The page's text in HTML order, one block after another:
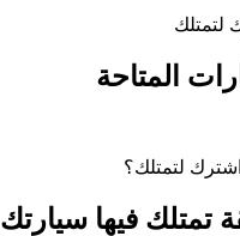
لتمتلك
المتاحة
لتمتلك؟
تمتلك فيها سيارتك